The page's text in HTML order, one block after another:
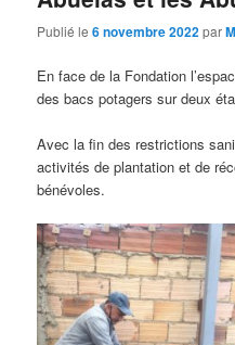
Publié le6 novembre 2022par
En face de la Fondation
des bacs potagers sur deux
Avec la fin des restrictions
activités de plantation et de
bénévoles.